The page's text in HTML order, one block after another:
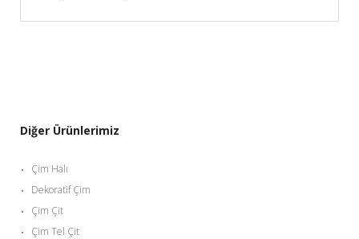
Diğer Ürünlerimiz
Çim Halı
Dekoratif Çim
Çim Çit
Çim Tel Çit